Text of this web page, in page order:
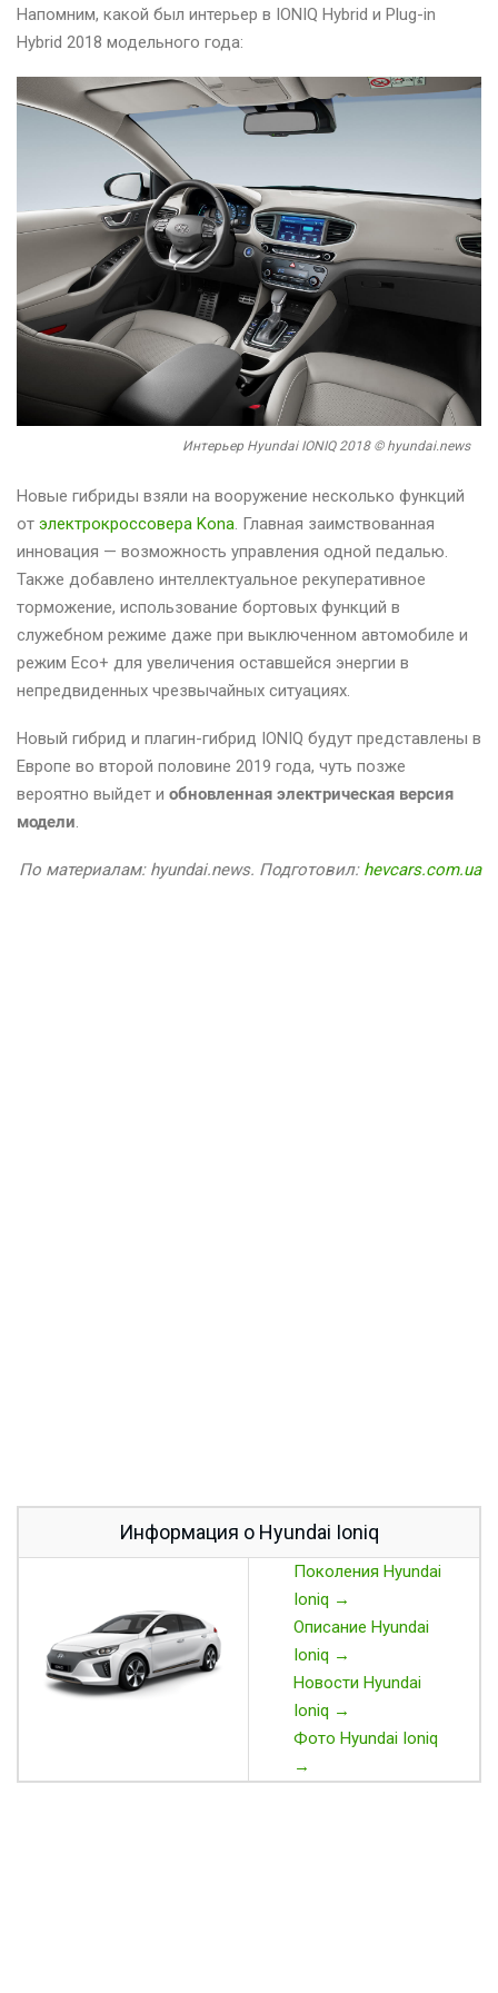
Напомним, какой был интерьер в IONIQ Hybrid и Plug-in
Hybrid 2018 модельного года:
Интерьер Hyundai IONIQ 2018 © hyundai.news
Новые гибриды взяли на вооружение несколько функций
от электрокроссовера Kona. Главная заимствованная
инновация — возможность управления одной педалью.
Также добавлено интеллектуальное рекуперативное
торможение, использование бортовых функций в
служебном режиме даже при выключенном автомобиле и
режим Eco+ для увеличения оставшейся энергии в
непредвиденных чрезвычайных ситуациях.
Новый гибрид и плагин-гибрид IONIQ будут представлены в
Европе во второй половине 2019 года, чуть позже
вероятно выйдет и обновленная электрическая версия
модели.
По материалам: hyundai.news. Подготовил: hevcars.com.ua
Информация о Hyundai Ioniq
Поколения Hyundai
Ioniq →
Описание Hyundai
Ioniq →
Новости Hyundai
Ioniq →
Фото Hyundai Ioniq
→